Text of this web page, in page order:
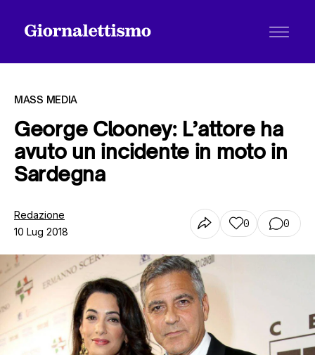
Tutti gli articoli
Chi siamo
Contatti
MASS MEDIA
George Clooney: L’attore ha
avuto un incidente in moto in
Sardegna
Redazione
10 Lug 2018
0 0